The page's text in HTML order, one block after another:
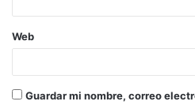
Web
Guardar mi nombre, correo